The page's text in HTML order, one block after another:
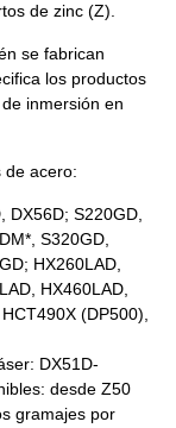
de zinc (Z).
se fabrican
los productos
inmersión en
de acero:
DX56D; S220GD,
S320GD,
HX260LAD,
HX460LAD,
(DP500),
DX51D-
desde Z50
gramajes por